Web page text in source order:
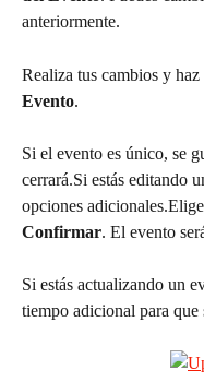
anteriormente.
Realiza tus cambios y
Evento.
Si el evento es único, se
cerrará.Si estás editando
opciones
Confirmar. El evento
Si estás actualizando un
tiempo adicional para que